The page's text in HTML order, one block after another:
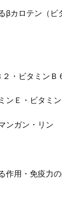
カロテン（ビ
・ビタミンＢ
ンＥ・ビタミン
ンガン・リン
作用・免疫力